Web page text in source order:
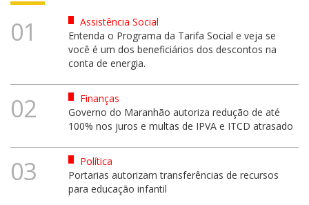
01
Assistência Social
Entenda o Programa da Tarifa Social e veja se
você é um dos beneficiários dos descontos na
conta de energia.
02
Finanças
Governo do Maranhão autoriza redução de até
100% nos juros e multas de IPVA e ITCD atrasado
03
Política
Portarias autorizam transferências de recursos
para educação infantil